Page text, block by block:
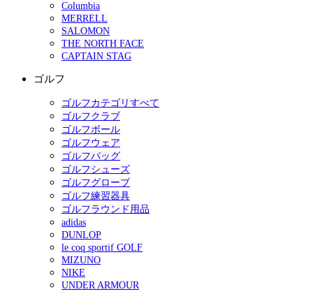
Columbia
MERRELL
SALOMON
THE NORTH FACE
CAPTAIN STAG
ゴルフ
ゴルフカテゴリすべて
ゴルフクラブ
ゴルフボール
ゴルフウェア
ゴルフバッグ
ゴルフシューズ
ゴルフグローブ
ゴルフ練習器具
ゴルフラウンド用品
adidas
DUNLOP
le coq sportif GOLF
MIZUNO
NIKE
UNDER ARMOUR